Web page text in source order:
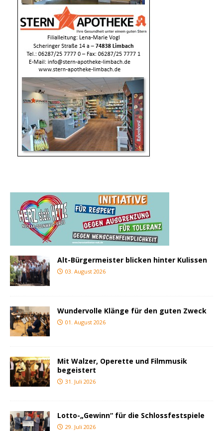
Alt-Bürgermeister blicken hinter Kulissen
03. August 2026
Wundervolle Klänge für den guten Zweck
01. August 2026
Mit Walzer, Operette und Filmmusik
begeistert
31. Juli 2026
Lotto-„Gewinn“ für die Schlossfestspiele
29. Juli 2026